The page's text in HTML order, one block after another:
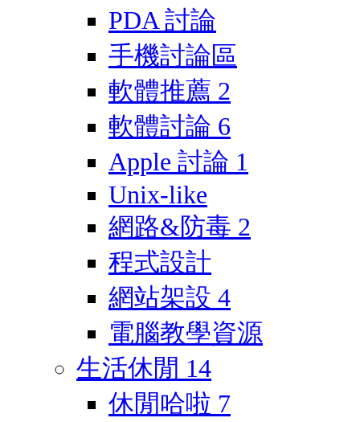
PDA 討論
手機討論區
軟體推薦 2
軟體討論 6
Apple 討論 1
Unix-like
網路&防毒 2
程式設計
網站架設 4
電腦教學資源
生活休閒 14
休閒哈啦 7